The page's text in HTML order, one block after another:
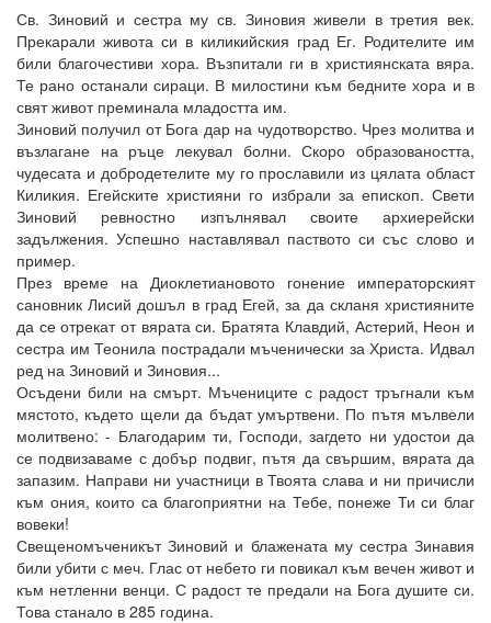
Св. Зиновий и сестра му св. Зиновия живели в третия век.
Прекарали живота си в киликийския град Ег. Родителите им
били благочестиви хора. Възпитали ги в християнската вяра.
Те рано останали сираци. В милостини към бедните хора и в
свят живот преминала младостта им.
Зиновий получил от Бога дар на чудотворство. Чрез молитва и
възлагане на ръце лекувал болни. Скоро образоваността,
чудесата и добродетелите му го прославили из цялата област
Киликия. Егейските християни го избрали за епископ. Свети
Зиновий ревностно изпълнявал своите архиерейски
задължения. Успешно наставлявал паството си със слово и
пример.
През време на Диоклетиановото гонение императорският
сановник Лисий дошъл в град Егей, за да скланя християните
да се отрекат от вярата си. Братята Клавдий, Астерий, Неон и
сестра им Теонила пострадали мъченически за Христа. Идвал
ред на Зиновий и Зиновия...
Осъдени били на смърт. Мъчениците с радост тръгнали към
мястото, където щели да бъдат умъртвени. По пътя мълвели
молитвено: - Благодарим ти, Господи, загдето ни удостои да
се подвизаваме с добър подвиг, пътя да свършим, вярата да
запазим. Направи ни участници в Твоята слава и ни причисли
към ония, които са благоприятни на Тебе, понеже Ти си благ
вовеки!
Свещеномъченикът Зиновий и блажената му сестра Зинавия
били убити с меч. Глас от небето ги повикал към вечен живот и
към нетленни венци. С радост те предали на Бога душите си.
Това станало в 285 година.